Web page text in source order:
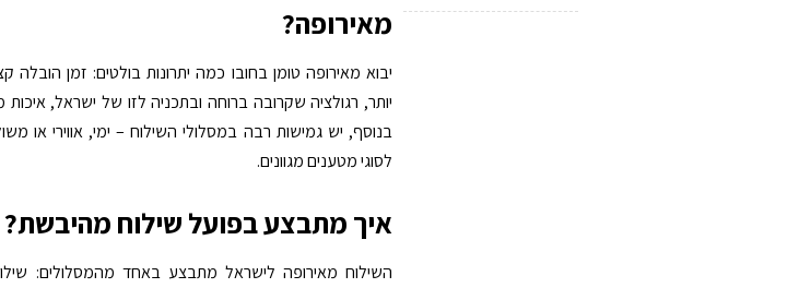
מאירופה?
יבוא מאירופה טומן בחובו כמה יתרונות בולטים: זמן הובלה
יותר, רגולציה שקרובה ברוחה ובתכניה לזו של ישראל, איכות
בנוסף, יש גמישות רבה במסלולי השילוח – ימי, אווירי
לסוגי מטענים מגוונים.
איך מתבצע בפועל שילוח מהיבשת?
השילוח מאירופה לישראל מתבצע באחד מהמסלולים: